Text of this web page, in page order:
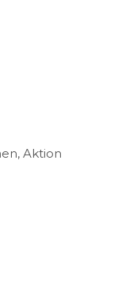
Aktion